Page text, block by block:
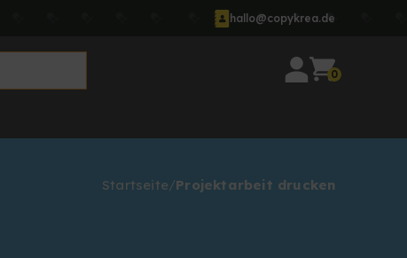
hallo@copykrea.de
0
Startseite Projektarbeit drucken